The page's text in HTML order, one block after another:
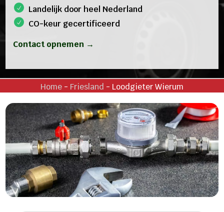
Landelijk door heel Nederland
CO-keur gecertificeerd
Contact opnemen →
Home- Friesland - Loodgieter Wierum